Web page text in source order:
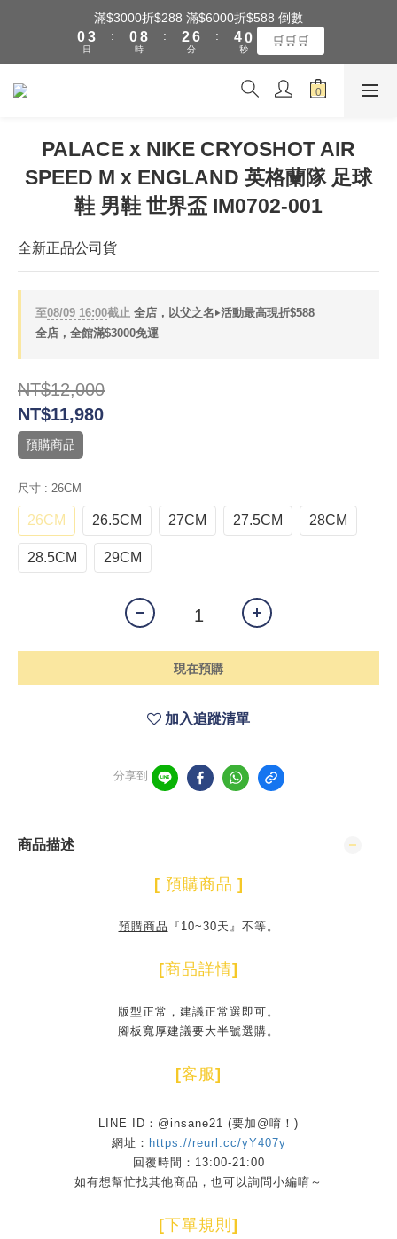
全館滿$3000享『超商』免運費
滿$3000折$288 滿$6000折$588 倒數
0
4
3
2
日
:
1
0
9
8
7
2
1
時
:
3
2
1
7
6
5
0
分
:
5
4
3
1
0
秒
🛒🛒🛒
全館滿$3000享『超商』免運費
PALACE x NIKE CRYOSHOT AIR
SPEED M x ENGLAND 英格蘭隊 足球
鞋 男鞋 世界盃 IM0702-001
全新正品公司貨
至08/09 16:00截止 全店，以父之名‣活動最高現折$588
全店，全館滿$3000免運
NT$12,000
NT$11,980
預購商品
尺寸 : 26CM
26CM 26.5CM 27CM 27.5CM 28CM
28.5CM 29CM
現在預購
加入追蹤清單
分享到
商品描述
[ 預購商品 ]
預購商品 『10~30天』不等。
[商品詳情]
版型正常，建議正常選即可。
腳板寬厚建議要大半號選購。
[客服]
LINE ID：@insane21 (要加@唷！)
網址： https://reurl.cc/yY407y
回覆時間：13:00-21:00
如有想幫忙找其他商品，也可以詢問小編唷～
[下單規則 ]